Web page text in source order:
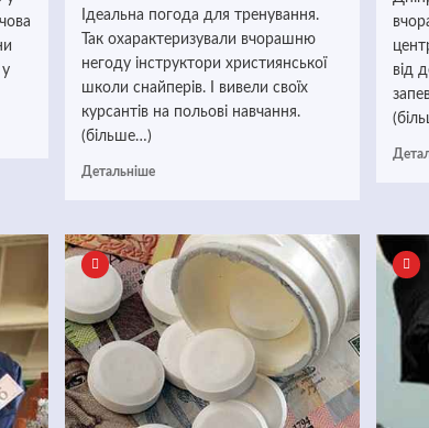
Ідеальна погода для тренування.
Так охарактеризували вчорашню
негоду інструктори християнської
школи снайперів. І вивели своїх
курсантів на польові навчання.
(більше…)
Детальніше
від